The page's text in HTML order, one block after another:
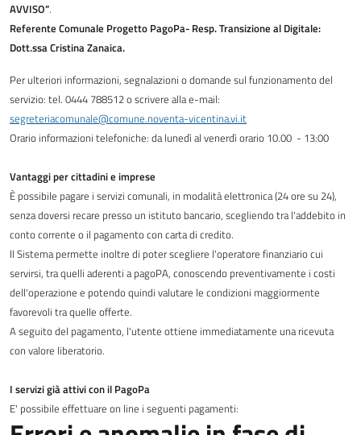
AVVISO”.
Referente Comunale Progetto PagoPa- Resp. Transizione al Digitale:
Dott.ssa Cristina Zanaica.
Per ulteriori informazioni, segnalazioni o domande sul funzionamento del
servizio: tel. 0444 788512 o scrivere alla e-mail:
segreteriacomunale@comune.noventa-vicentina.vi.it
Orario informazioni telefoniche: da lunedì al venerdì orario 10.00 - 13:00
Vantaggi per cittadini e imprese
È possibile pagare i servizi comunali, in modalità elettronica (24 ore su 24),
senza doversi recare presso un istituto bancario, scegliendo tra l'addebito in
conto corrente o il pagamento con carta di credito.
Il Sistema permette inoltre di poter scegliere l'operatore finanziario cui
servirsi, tra quelli aderenti a pagoPA, conoscendo preventivamente i costi
dell'operazione e potendo quindi valutare le condizioni maggiormente
favorevoli tra quelle offerte.
A seguito del pagamento, l'utente ottiene immediatamente una ricevuta
con valore liberatorio.
I servizi già attivicon il PagoPa
E' possibile effettuare on line i seguenti pagamenti: